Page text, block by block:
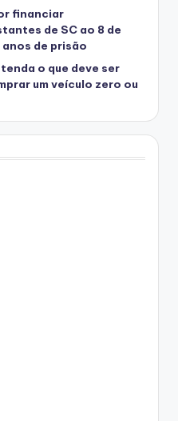
financiar
de SC ao 8 de
de prisão
o que deve ser
um veículo zero ou